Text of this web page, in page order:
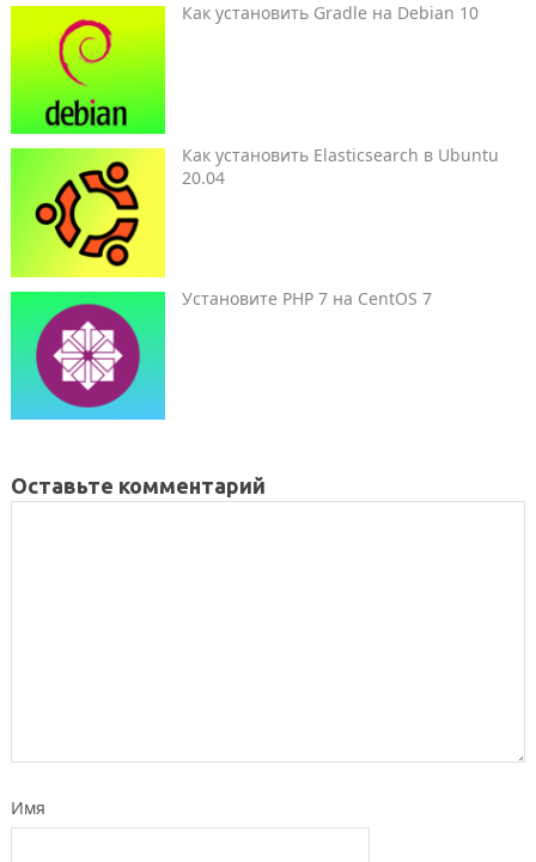
Как установить Gradle на Debian 10
Как установить Elasticsearch в Ubuntu
20.04
Установите PHP 7 на CentOS 7
Оставьте комментарий
Имя